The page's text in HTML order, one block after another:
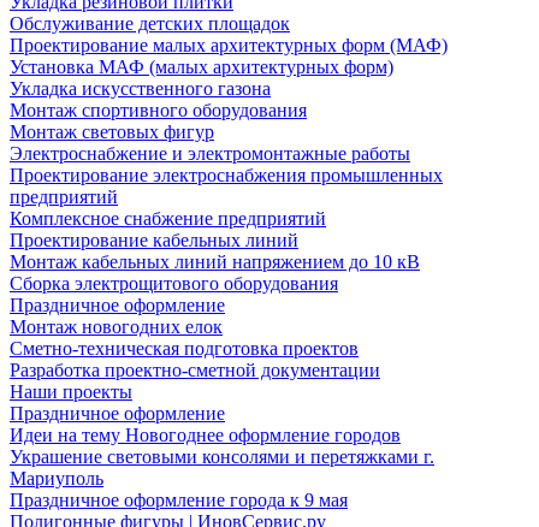
Обслуживание детских площадок
Проектирование малых архитектурных форм (МАФ)
Установка МАФ (малых архитектурных форм)
Укладка искусственного газона
Монтаж спортивного оборудования
Монтаж световых фигур
Электроснабжение и электромонтажные работы
Проектирование электроснабжения промышленных
предприятий
Комплексное снабжение предприятий
Проектирование кабельных линий
Монтаж кабельных линий напряжением до 10 кВ
Сборка электрощитового оборудования
Праздничное оформление
Монтаж новогодних елок
Сметно-техническая подготовка проектов
Разработка проектно-сметной документации
Наши проекты
Праздничное оформление
Идеи на тему Новогоднее оформление городов
Украшение световыми консолями и перетяжками г.
Мариуполь
Праздничное оформление города к 9 мая
Полигонные фигуры | ИновСервис.ру